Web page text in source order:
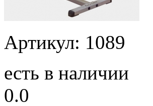
Артикул: 1089
есть в наличии
0.0